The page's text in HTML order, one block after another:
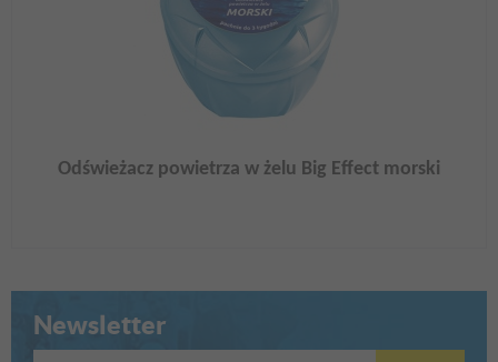
Odświeżacz powietrza w żelu Big Effect morski
Newsletter